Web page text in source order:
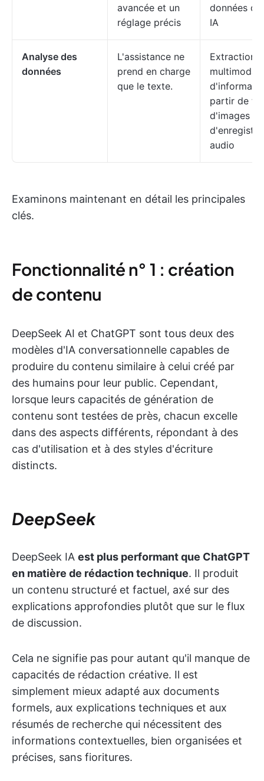
avancée et un
réglage précis
données
IA
Analyse des
données
L'assistance ne
prend en charge
que le texte.
Extraction
multimodale
partir de
d'images et
audio
Examinons maintenant en détail les principales
clés.
Fonctionnalité n° 1 : création
de contenu
DeepSeek AI et ChatGPT sont tous deux des
modèles d'IA conversationnelle capables de
produire du contenu similaire à celui créé par
des humains pour leur public. Cependant,
lorsque leurs capacités de génération de
contenu sont testées de près, chacun excelle
dans des aspects différents, répondant à des
cas d'utilisation et à des styles d'écriture
distincts.
DeepSeek
DeepSeek IA est plus performant que ChatGPT
en matière de rédaction technique. Il produit
un contenu structuré et factuel, axé sur des
explications approfondies plutôt que sur le flux
de discussion.
Cela ne signifie pas pour autant qu'il manque de
capacités de rédaction créative. Il est
simplement mieux adapté aux documents
formels, aux explications techniques et aux
résumés de recherche qui nécessitent des
informations contextuelles, bien organisées et
précises, sans fioritures.